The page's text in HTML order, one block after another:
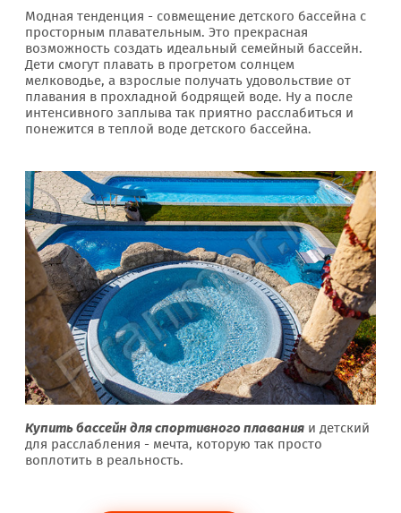
Модная тенденция - совмещение детского бассейна с
просторным плавательным. Это прекрасная
возможность создать идеальный семейный бассейн.
Дети смогут плавать в прогретом солнцем
мелководье, а взрослые получать удовольствие от
плавания в прохладной бодрящей воде. Ну а после
интенсивного заплыва так приятно расслабиться и
понежится в теплой воде детского бассейна.
Купить бассейн для спортивного плавания и детский
для расслабления - мечта, которую так просто
воплотить в реальность.